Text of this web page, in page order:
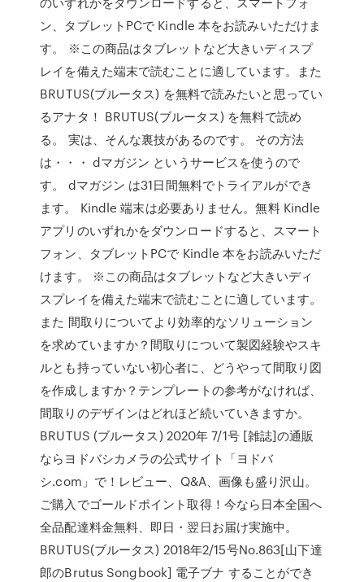
ン、タブレットPCで Kindle 本をお読みいただけま
す。 ※この商品はタブレットなど大きいディスプ
レイを備えた端末で読むことに適しています。また
BRUTUS(ブルータス) を無料で読みたいと思ってい
るアナタ！ BRUTUS(ブルータス) を無料で読め
る。 実は、そんな裏技があるのです。 その方法
は・・・ dマガジン というサービスを使うので
す。 dマガジン は31日間無料でトライアルができ
ます。 Kindle 端末は必要ありません。無料 Kindle
アプリのいずれかをダウンロードすると、スマート
フォン、タブレットPCで Kindle 本をお読みいただ
けます。 ※この商品はタブレットなど大きいディ
スプレイを備えた端末で読むことに適しています。
また 間取りについてより効率的なソリューション
を求めていますか？間取りについて製図経験やスキ
ルとも持っていない初心者に、どうやって間取り図
を作成しますか？テンプレートの参考がなければ、
間取りのデザインはどれほど続いていきますか。
BRUTUS (ブルータス) 2020年 7/1号 [雑誌]の通販
ならヨドバシカメラの公式サイト「ヨドバ
シ.com」で！レビュー、Q&A、画像も盛り沢山。
ご購入でゴールドポイント取得！今なら日本全国へ
全品配達料金無料、即日・翌日お届け実施中。
BRUTUS(ブルータス) 2018年2/15号No.863[山下達
郎のBrutus Songbook] 電子ブナ することができ